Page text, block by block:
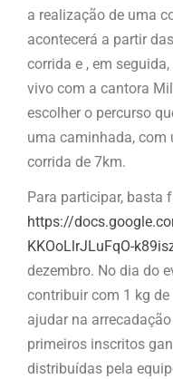
a realização de uma
acontecerá a partir
corrida e , em
vivo com a cantora
escolher o percurso
uma caminhada, com
corrida de 7km.
Para participar, basta
https://
KKOoLlrJLuFqO-
dezembro. No dia do
contribuir com 1 kg
ajudar na
primeiros inscritos
distribuídas pela